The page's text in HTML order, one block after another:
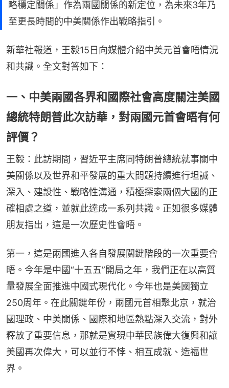
略穩定關係」作為兩國關係的新定位，為未來3年乃
至更長時間的中美關係作出戰略指引。
新華社報道，王毅15日向媒體介紹中美元首會晤情況
和共識。全文對答如下：
一、中美兩國各界和國際社會高度關注美國
總統特朗普此次訪華，對兩國元首會晤有何
評價？
王毅：此訪期間，習近平主席同特朗普總統就事關中
美關係以及世界和平發展的重大問題持續進行坦誠、
深入、建設性、戰略性溝通，積極探索兩個大國的正
確相處之道，並就此達成一系列共識。正如很多媒體
朋友指出，這是一次歷史性會晤。
第一，這是兩國進入各自發展關鍵階段的一次重要會
晤。今年是中國“十五五”開局之年，我們正在以高質
量發展全面推進中國式現代化。今年也是美國獨立
250周年。在此關鍵年份，兩國元首相聚北京，就治
國理政、中美關係、國際和地區熱點深入交流，對外
釋放了重要信息，那就是實現中華民族偉大復興和讓
美國再次偉大，可以並行不悖、相互成就、造福世
界。